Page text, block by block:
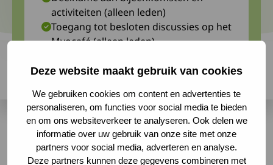
Deze website maakt gebruik van cookies
We gebruiken cookies om content en advertenties te
personaliseren, om functies voor social media te bieden
en om ons websiteverkeer te analyseren. Ook delen we
informatie over uw gebruik van onze site met onze
partners voor social media, adverteren en analyse.
Deze partners kunnen deze gegevens combineren met
De diagnosewerkgroep CIAP/MGUS-pnp is
versterkt met Jan Oudsen. Daar zijn we erg blij
mee, aangezien we al enige tijd op zoek waren
naar een MGUS-pnp-lid. Hier vertelt Jan wat hij
activiteiten (alleen leden)
Toegang tot besloten discussies op het
Myocafé (alleen leden)